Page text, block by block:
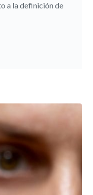
a la definición de